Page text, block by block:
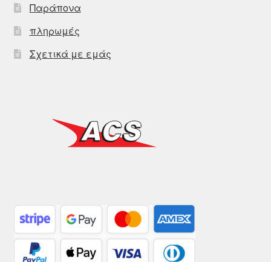
Παράπονα
πληρωμές
Σχετικά με εμάς